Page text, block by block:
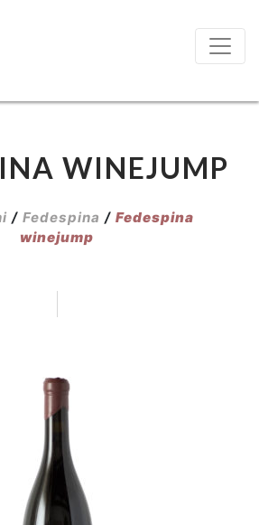
WINEJUMP
/ Fedespina / Fedespina
winejump